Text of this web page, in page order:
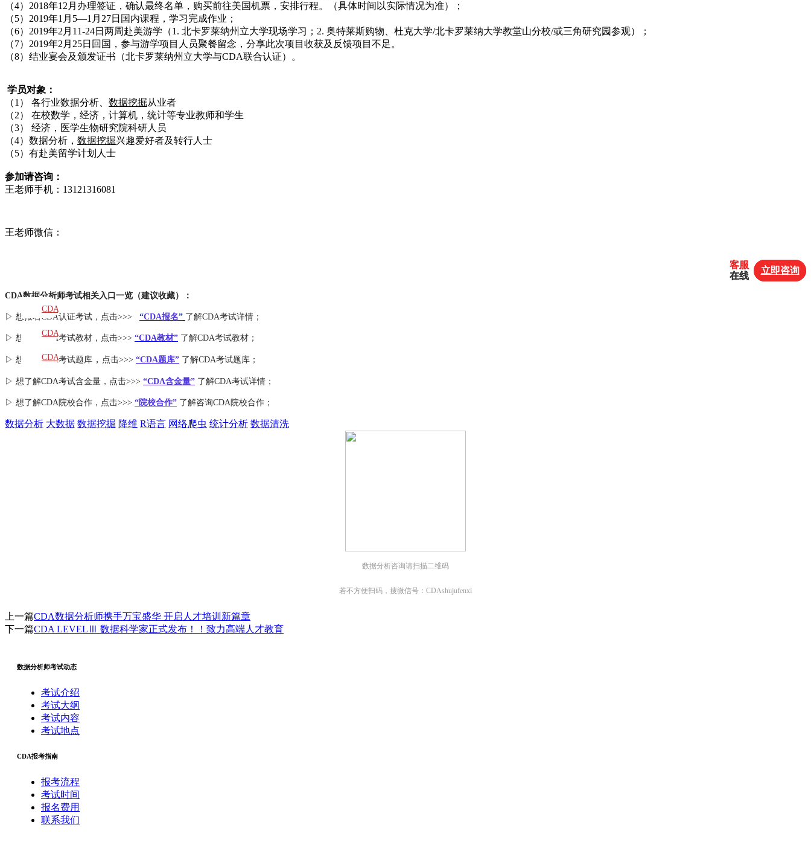
（4）2018年12月办理签证，确认最终名单，购买前往美国机票，安排行程。（具体时间以实际情况为准）；
（5）2019年1月5—1月27日国内课程，学习完成作业；
（6）2019年2月11-24日两周赴美游学（1. 北卡罗莱纳州立大学现场学习；2. 奥特莱斯购物、杜克大学/北卡罗莱纳大学教堂山分校/或三角研究园参观）；
（7）2019年2月25日回国，参与游学项目人员聚餐留念，分享此次项目收获及反馈项目不足。
（8）结业宴会及颁发证书（北卡罗莱纳州立大学与CDA联合认证）。
学员对象：
（1） 各行业数据分析、 数据挖掘从业者
（2） 在校数学，经济，计算机，统计等专业教师和学生
（3） 经济，医学生物研究院科研人员
（4）数据分析， 数据挖掘兴趣爱好者及转行人士
（5）有赴美留学计划人士
参加请咨询：
王老师手机：13121316081
王老师微信：
CDA数据分析师考试相关入口一览（建议收藏）：
▷ 想报名CDA认证考试，点击>>> “CDA报名” 了解CDA考试详情；
▷ 想学习CDA考试教材，点击>>> “CDA教材” 了解CDA考试教材；
▷ 想加入 CDA考试题库 ， 点击>>> “CDA题库” 了解CDA考试题库；
▷ 想了解CDA考试含金量 ，点击>>> “CDA含金量” 了解CDA考试详情；
▷ 想了解CDA院校合作 ，点击>>> “院校合作” 了解咨询CDA院校合作；
数据分析 大数据 数据挖掘 降维 R语言 网络爬虫 统计分析 数据清洗
数据分析咨询请扫描二维码
若不方便扫码，搜微信号：CDAshujufenxi
上一篇CDA数据分析师携手万宝盛华 开启人才培训新篇章
下一篇CDA LEVELⅢ 数据科学家正式发布！！致力高端人才教育
数据分析师考试动态
考试介绍
考试大纲
考试内容
考试地点
CDA报考指南
报考流程
考试时间
报名费用
联系我们
CDA
教材
CDA
题库
CDA
大纲
客服
在线
立即咨询
客服
在线
立即咨询